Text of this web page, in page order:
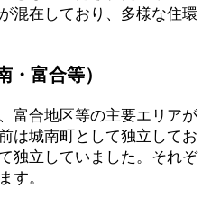
混在しており、多様な住環
・富合等）
富合地区等の主要エリアが
は城南町として独立してお
独立していました。それぞ
す。